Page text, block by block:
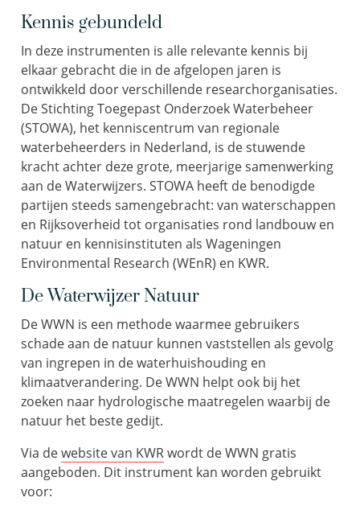
Kennis gebundeld
In deze instrumenten is alle relevante kennis bij
elkaar gebracht die in de afgelopen jaren is
ontwikkeld door verschillende researchorganisaties.
De Stichting Toegepast Onderzoek Waterbeheer
(STOWA), het kenniscentrum van regionale
waterbeheerders in Nederland, is de stuwende
kracht achter deze grote, meerjarige samenwerking
aan de Waterwijzers. STOWA heeft de benodigde
partijen steeds samengebracht: van waterschappen
en Rijksoverheid tot organisaties rond landbouw en
natuur en kennisinstituten als Wageningen
Environmental Research (WEnR) en KWR.
De Waterwijzer Natuur
De WWN is een methode waarmee gebruikers
schade aan de natuur kunnen vaststellen als gevolg
van ingrepen in de waterhuishouding en
klimaatverandering. De WWN helpt ook bij het
zoeken naar hydrologische maatregelen waarbij de
natuur het beste gedijt.
Via dewebsite van KWRwordt de WWN gratis
aangeboden. Dit instrument kan worden gebruikt
voor: